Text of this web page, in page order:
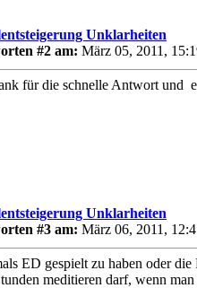
Unklarheiten
#2 am: März 05, 2011,
für die schnelle Antwort und
Unklarheiten
#3 am: März 06, 2011,
ED gespielt zu haben oder
meditieren darf, wenn